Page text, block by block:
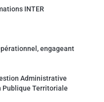
INTER
engageant
Administrative
Publique Territoriale